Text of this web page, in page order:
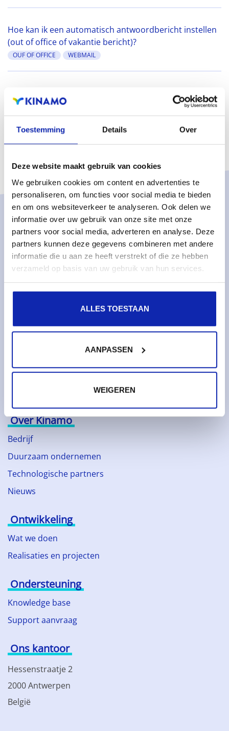
Toestemming Details Over
Deze website maakt gebruik van cookies
We gebruiken cookies om content en advertenties te
personaliseren, om functies voor social media te bieden
en om ons websiteverkeer te analyseren. Ook delen we
informatie over uw gebruik van onze site met onze
partners voor social media, adverteren en analyse. Deze
partners kunnen deze gegevens combineren met andere
informatie die u aan ze heeft verstrekt of die ze hebben
verzameld op basis van uw gebruik van hun services.
ALLES TOESTAAN
AANPASSEN
WEIGEREN
Hoe kan ik een automatisch antwoordbericht instellen
(out of office of vakantie bericht)?
OUF OF OFFICE WEBMAIL
Oplossingen
Managed services
Dedicated servers
Monitoring & metrics
Cloud servers
SSL certificaten
Over Kinamo
Bedrijf
Duurzaam ondernemen
Technologische partners
Nieuws
Ontwikkeling
Wat we doen
Realisaties en projecten
Ondersteuning
Knowledge base
Support aanvraag
Ons kantoor
Hessenstraatje 2
2000 Antwerpen
België